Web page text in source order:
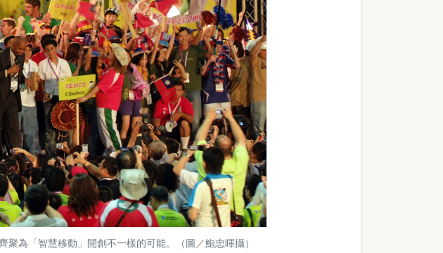
為「智慧移動」開創不一樣的可能。（圖／鮑忠暉攝）